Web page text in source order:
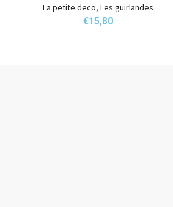
La petite deco, Les guirlandes
€15,80